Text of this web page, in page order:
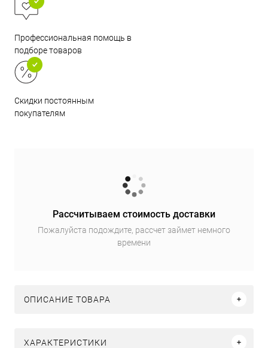
Профессиональная помощь в
подборе товаров
Скидки постоянным
покупателям
Рассчитываем стоимость доставки
Пожалуйста подождите, рассчет займет немного
времени
ОПИСАНИЕ ТОВАРА
ХАРАКТЕРИСТИКИ